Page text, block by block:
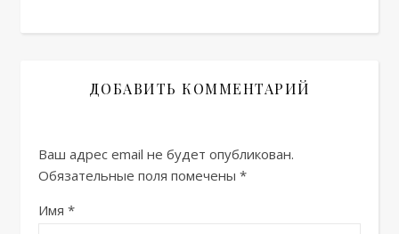
ДОБАВИТЬ КОММЕНТАРИЙ
Ваш адрес email не будет опубликован.
Обязательные поля помечены *
Имя *